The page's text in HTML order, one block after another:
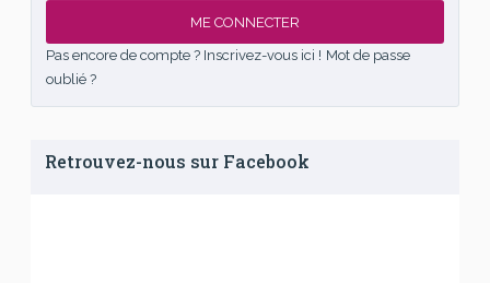
ME CONNECTER
Pas encore de compte ? Inscrivez-vous ici ! Mot de passe
oublié ?
Retrouvez-nous sur Facebook